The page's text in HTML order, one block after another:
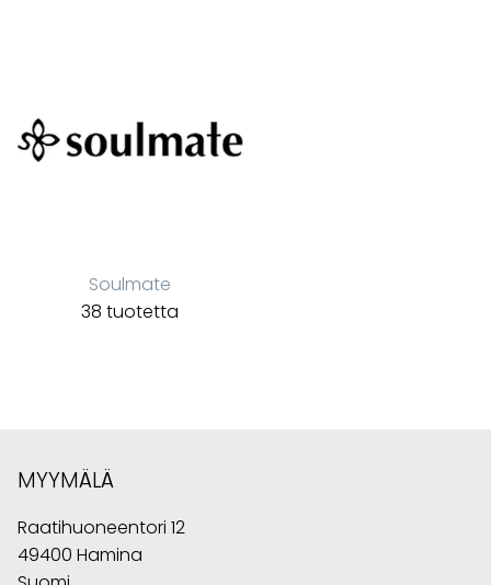
Soulmate
38 tuotetta
MYYMÄLÄ
Raatihuoneentori 12
49400 Hamina